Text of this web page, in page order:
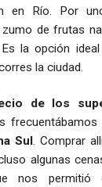
en Río. Por
de frutas
la opción
la ciudad.
de los
Sul . Comprar
algunas
nos permitió